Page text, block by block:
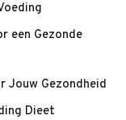
een Gezonde
Jouw Gezondheid
Dieet